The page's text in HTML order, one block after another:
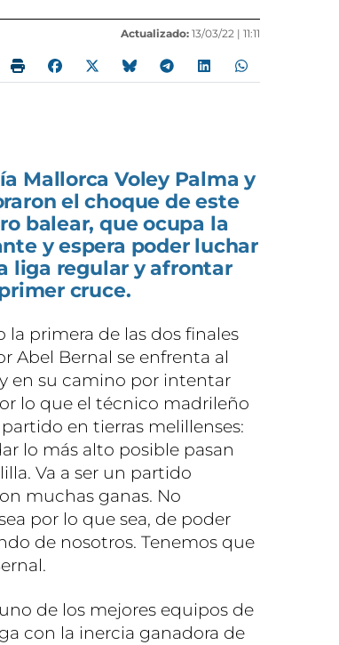
Actualizado: 13/03/22 | 11:11
Mallorca Voley Palma y
el choque de este
balear, que ocupa la
y espera poder luchar
liga regular y afrontar
cruce.
la primera de las dos finales
Abel Bernal se enfrenta al
en su camino por intentar
lo que el técnico madrileño
en tierras melillenses:
lo más alto posible pasan
Va a ser un partido
muchas ganas. No
por lo que sea, de poder
de nosotros. Tenemos que
de los mejores equipos de
con la inercia ganadora de